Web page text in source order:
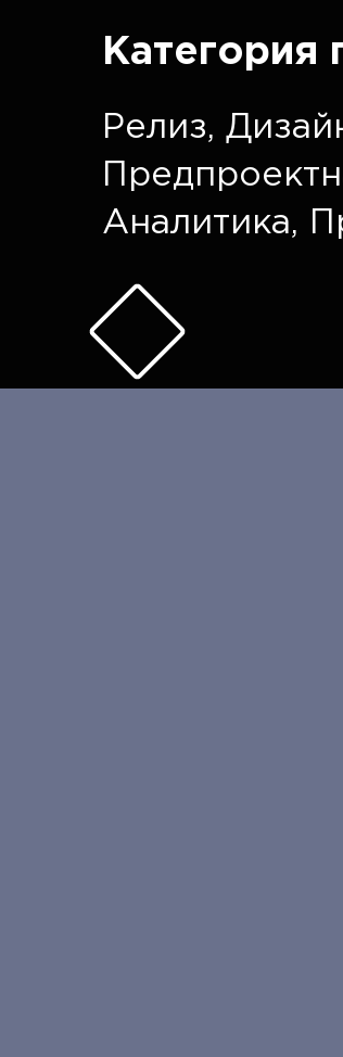
Категория
Релиз,
Аналитика,